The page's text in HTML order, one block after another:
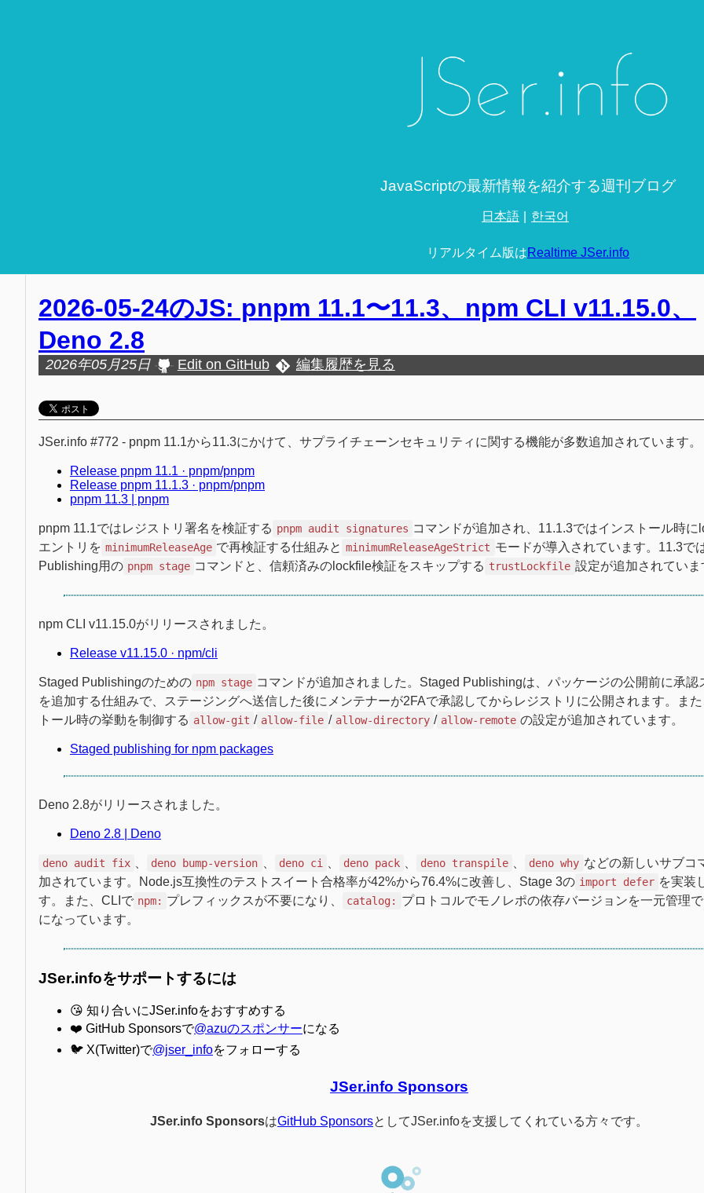
JavaScriptの最新情報を紹介する週刊ブログ
日本語 한국어
リアルタイム版はRealtime JSer.info
2026-05-24のJS: pnpm 11.1〜11.3、npm CLI v11.15.0、
Deno 2.8
2026年05月25日 Edit on GitHub 編集履歴を見る
JSer.info #772 - pnpm 11.1から11.3にかけて、サプライチェーンセキュリティに関する機能が多数追加されています。
Release pnpm 11.1 · pnpm/pnpm
Release pnpm 11.1.3 · pnpm/pnpm
pnpm 11.3 | pnpm
pnpm 11.1ではレジストリ署名を検証する pnpm audit signatures コマンドが追加され、11.1.3ではインストール時に
エントリを minimumReleaseAge で再検証する仕組みと minimumReleaseAgeStrict モードが導入されています。11.3で
Publishing用の pnpm stage コマンドと、信頼済みのlockfile検証をスキップする trustLockfile 設定が追加されていま
npm CLI v11.15.0がリリースされました。
Release v11.15.0 · npm/cli
Staged Publishingのための npm stage コマンドが追加されました。Staged Publishingは、パッケージの公開前に承認
を追加する仕組みで、ステージングへ送信した後にメンテナーが2FAで承認してからレジストリに公開されます。ま
トール時の挙動を制御する allow-git / allow-file / allow-directory / allow-remote の設定が追加されています。
Staged publishing for npm packages
Deno 2.8がリリースされました。
Deno 2.8 | Deno
deno audit fix deno bump-version deno ci deno pack deno transpile deno why などの新しいサブコ
加されています。Node.js互換性のテストスイート合格率が42%から76.4%に改善し、Stage 3の import defer を実装
す。また、CLIで npm: プレフィックスが不要になり、 catalog:
プロトコルでモノレポの依存バージョンを一元管理
になっています。
JSer.infoをサポートするには
😘 知り合いにJSer.infoをおすすめする
❤️ GitHub Sponsorsで@azuのスポンサーになる
🐦 X(Twitter)で@jser_infoをフォローする
JSer.info Sponsors
JSer.info SponsorsはGitHub SponsorsとしてJSer.infoを支援してくれている方々です。